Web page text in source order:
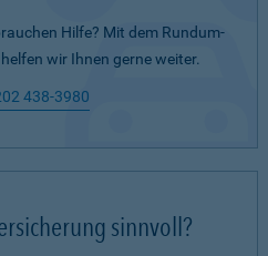
Hilfe? Mit dem Rundum-
wir Ihnen gerne weiter.
438-3980
sinnvoll?